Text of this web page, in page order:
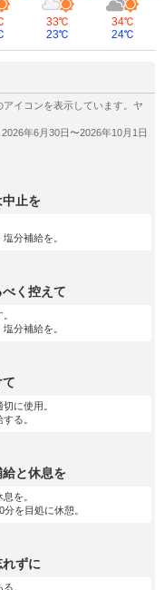
33℃
23℃
34℃
24℃
止を
分補給を。
く控えて
分補給を。
に使用。
る。
と休息を
を。
を目処に休憩。
ずに
。